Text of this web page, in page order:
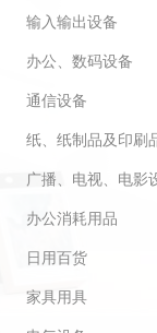
输入输出设备
办公、数码设备
通信设备
纸、纸制品及印刷
广播、电视、电影
办公消耗用品
日用百货
家具用具